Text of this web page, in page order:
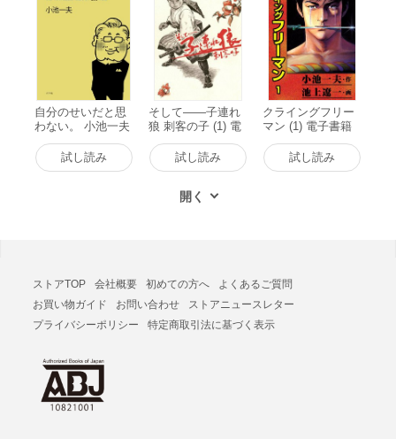
自分のせいだと思
わない。 小池一夫
の人間関係に執着
しない233の言葉
電子書籍版
試し読み
そして――子連れ
狼 刺客の子 (1) 電
子書籍版
試し読み
クライングフリー
マン (1) 電子書籍
試し読み
ストアTOP 会社概要 初めての方へ
よくあるご質問
お買い物ガイド
お問い合わせ
ストアニュースレター
プライバシーポリシー
特定商取引法に基づく表示